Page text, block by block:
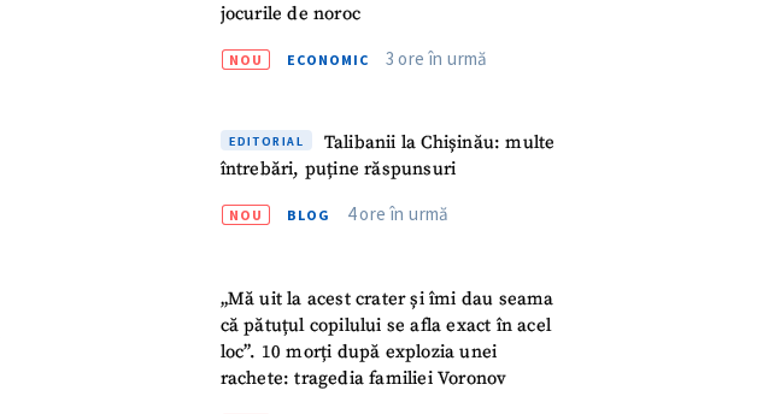
jocurile de noroc
NOU ECONOMIC 3 ore în urmă
EDITORIAL
Talibanii la Chișinău: multe
întrebări, puține răspunsuri
NOU BLOG 4 ore în urmă
„Mă uit la acest crater și îmi dau seama
că pătuțul copilului se afla exact în acel
loc”. 10 morți după explozia unei
rachete: tragedia familiei Voronov
+ Numele meu
+ Telefon personal
Am citit și sunt de acord cupolitica de